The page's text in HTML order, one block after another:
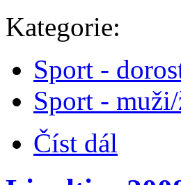
Kategorie:
Sport -
Sport -
Číst dál